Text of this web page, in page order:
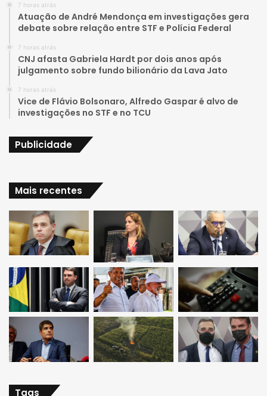
b
e
a
g
r
m
7 horas atrás
Atuação de André Mendonça em investigações gera
debate sobre relação entre STF e Polícia Federal
7 horas atrás
CNJ afasta Gabriela Hardt por dois anos após
julgamento sobre fundo bilionário da Lava Jato
7 horas atrás
Vice de Flávio Bolsonaro, Alfredo Gaspar é alvo de
investigações no STF e no TCU
Publicidade
Mais recentes
Tags